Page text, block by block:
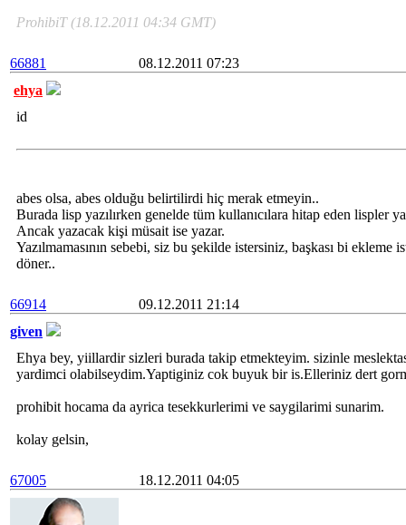
ProhibiT (18.12.2011 04:34 GMT)
66881
08.12.2011 07:23
ehya
id
abes olsa, abes olduğu belirtilirdi hiç merak etmeyin..
Burada lisp yazılırken genelde tüm kullanıcılara hitap eden lispler
Ancak yazacak kişi müsait ise yazar.
Yazılmamasının sebebi, siz bu şekilde istersiniz, başkası bi
döner..
66914
09.12.2011 21:14
given
Ehya bey, yiillardir sizleri burada takip etmekteyim. sizinle
yardimci olabilseydim.Yaptiginiz cok buyuk bir is.Elleriniz dert
prohibit hocama da ayrica tesekkurlerimi ve saygilarimi sunarim.
kolay gelsin,
67005 18.12.2011 04:05